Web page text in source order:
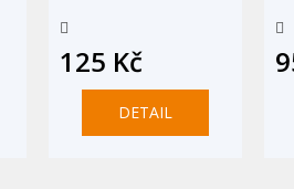
125 Kč
DETAIL